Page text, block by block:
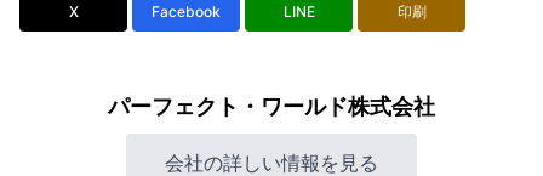
X Facebook LINE 印刷
パーフェクト・ワールド株式会社
会社の詳しい情報を見る